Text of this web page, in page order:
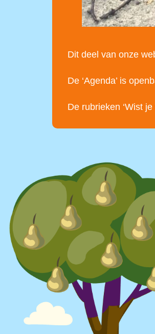
Dit deel van onze
De ‘Agenda’ is
De rubrieken ‘Wist